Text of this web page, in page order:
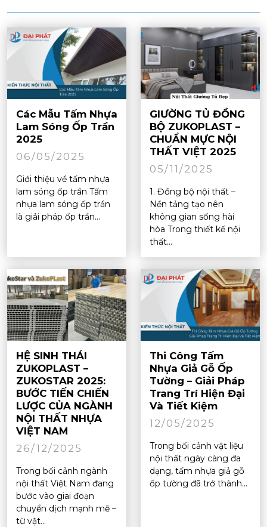
Các Mẫu Tấm Nhựa
Lam Sóng Ốp Trần
2025
06/05/2025
Giới thiệu về tấm nhựa
lam sóng ốp trần Tấm
nhựa lam sóng ốp trần
là giải pháp ốp trần...
GIƯỜNG TỦ ĐỒNG
BỘ ZUKOPLAST –
CHUẨN MỰC NỘI
THẤT VIỆT 2025
05/11/2025
1. Đồng bộ nội thất –
Nền tảng tạo nên
không gian sống hài
hòa Trong thiết kế nội
thất...
HỆ SINH THÁI
ZUKOPLAST –
ZUKOSTAR 2025:
BƯỚC TIẾN CHIẾN
LƯỢC CỦA NGÀNH
NỘI THẤT NHỰA
VIỆT NAM
26/12/2025
Trong bối cảnh ngành
nội thất Việt Nam đang
bước vào giai đoạn
chuyển dịch mạnh mẽ –
từ vật...
Thi Công Tấm
Nhựa Giả Gỗ Ốp
Tường – Giải Pháp
Trang Trí Hiện Đại
Và Tiết Kiệm
12/05/2025
Trong bối cảnh vật liệu
nội thất ngày càng đa
dạng, tấm nhựa giả gỗ
ốp tường đã trở thành...